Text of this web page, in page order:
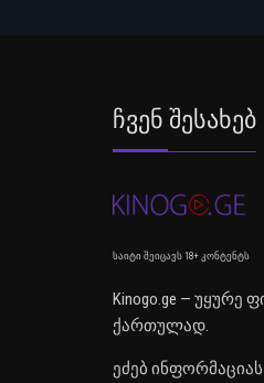
Ჩვენ Შესახებ
საიტი შეიცავს 18+ კონტენტს
Kinogo.ge — უყურე
ქართულად.
ეძებ